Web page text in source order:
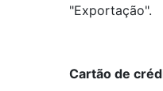
"Exportação".
Cartão de